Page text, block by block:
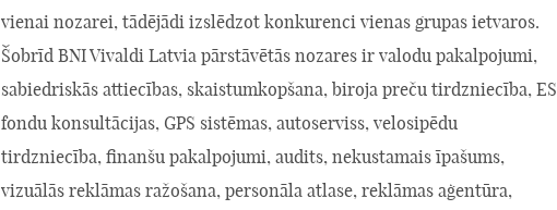
vienai nozarei, tādējādi izslēdzot konkurenci vienas grupas ietvaros.
Šobrīd BNI Vivaldi Latvia pārstāvētās nozares ir valodu pakalpojumi,
sabiedriskās attiecības, skaistumkopšana, biroja preču tirdzniecība, ES
fondu konsultācijas, GPS sistēmas, autoserviss, velosipēdu
tirdzniecība, finanšu pakalpojumi, audits, nekustamais īpašums,
vizuālās reklāmas ražošana, personāla atlase, reklāmas aģentūra,